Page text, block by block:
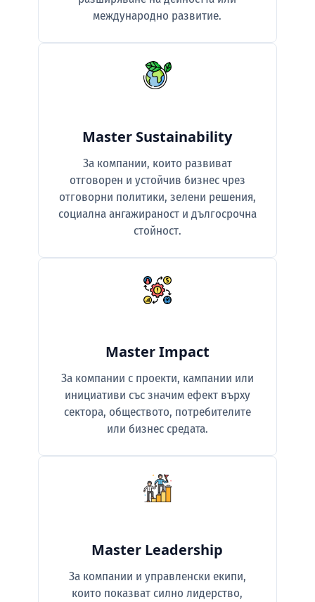
международно развитие.
Master Sustainability
За компании, които развиват
отговорен и устойчив бизнес чрез
отговорни политики, зелени решения,
социална ангажираност и дългосрочна
стойност.
Master Impact
За компании с проекти, кампании или
инициативи със значим ефект върху
сектора, обществото, потребителите
или бизнес средата.
Master Leadership
За компании и управленски екипи,
които показват силно лидерство,